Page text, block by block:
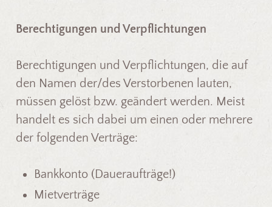
Berechtigungen und Verpflichtungen
Berechtigungen und Verpflichtungen, die auf
den Namen der/des Verstorbenen lauten,
müssen gelöst bzw. geändert werden. Meist
handelt es sich dabei um einen oder mehrere
der folgenden Verträge:
Bankkonto (Daueraufträge!)
Mietverträge